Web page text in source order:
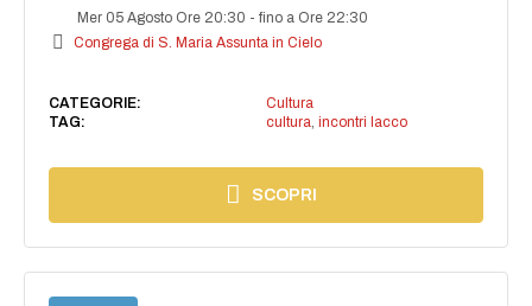
Mer 05 Agosto Ore 20:30 -fino a Ore 22:30
Congrega di S. Maria Assunta in Cielo
CATEGORIE:
Cultura
TAG:
cultura incontri lacco
SCOPRI